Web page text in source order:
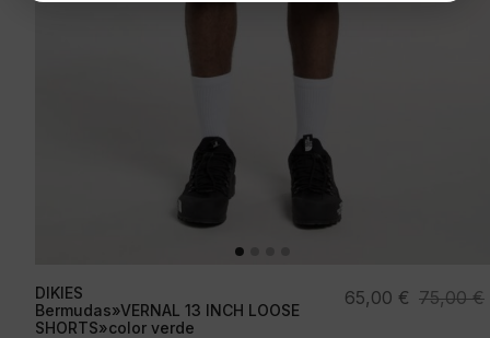
DIKIES
Bermudas»VERNAL 13 INCH LOOSE
SHORTS»color verde
75,00€
El
65,00 €
El